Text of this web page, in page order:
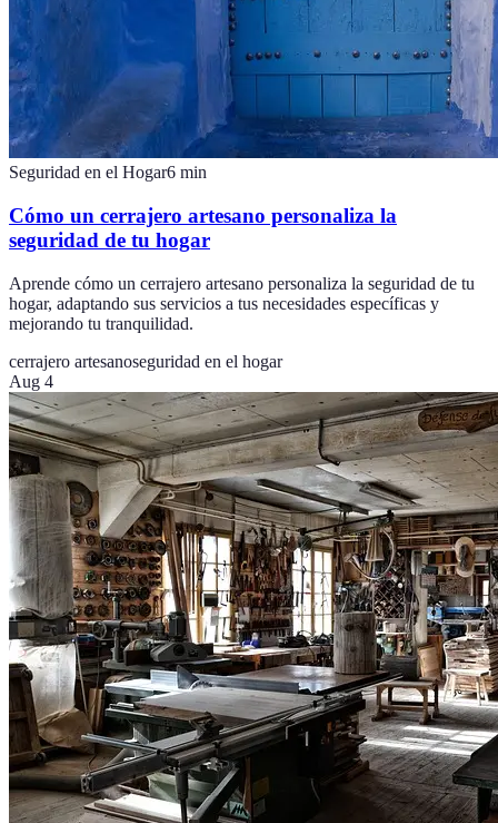
Seguridad en el Hogar6 min
Cómo un cerrajero artesano personaliza la
seguridad de tu hogar
Aprende cómo un cerrajero artesano personaliza la seguridad de tu
hogar, adaptando sus servicios a tus necesidades específicas y
mejorando tu tranquilidad.
cerrajero artesanoseguridad en el hogar
Aug 4